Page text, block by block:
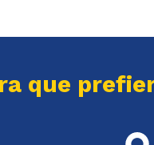
que